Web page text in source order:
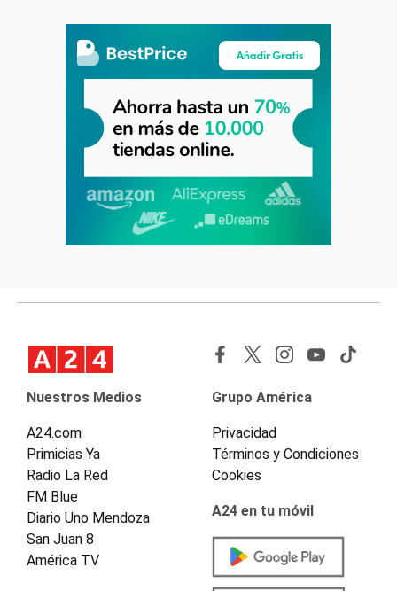
Nuestros Medios
A24.com
Primicias Ya
Radio La Red
FM Blue
Diario Uno Mendoza
San Juan 8
América TV
Grupo América
Privacidad
Términos y Condiciones
Cookies
A24 en tu móvil